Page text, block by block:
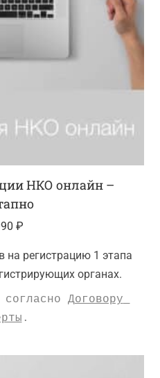
НКО онлайн –
₽
на регистрацию 1 этапа
органах.
Договору
.